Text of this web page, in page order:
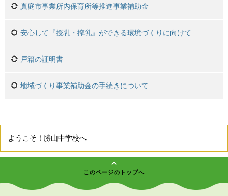
真庭市事業所内保育所等推進事業補助金
安心して『授乳・搾乳』ができる環境づくりに向けて
戸籍の証明書
地域づくり事業補助金の手続きについて
ようこそ！勝山中学校へ
このページのトップへ